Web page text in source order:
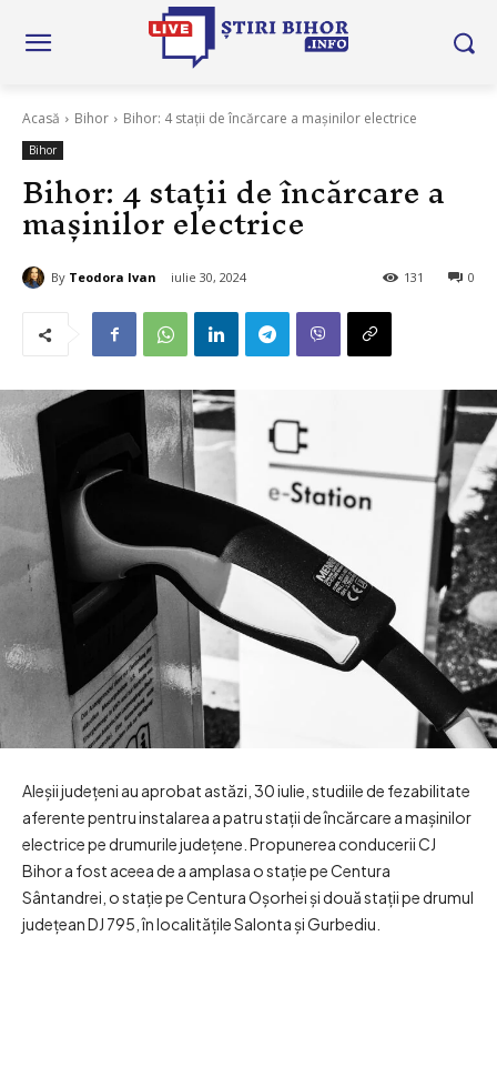
Acasă Bihor Bihor: 4 stații de încărcare a mașinilor electrice
Bihor
Bihor: 4 stații de încărcare a
mașinilor electrice
By Teodora Ivan iulie 30, 2024 0
131
Aleșii județeni au aprobat astăzi, 30 iulie, studiile de fezabilitate
aferente pentru instalarea a patru stații de încărcare a mașinilor
electrice pe drumurile județene. Propunerea conducerii CJ
Bihor a fost aceea de a amplasa o stație pe Centura
Sântandrei, o stație pe Centura Oșorhei și două stații pe drumul
județean DJ 795, în localitățile Salonta și Gurbediu.